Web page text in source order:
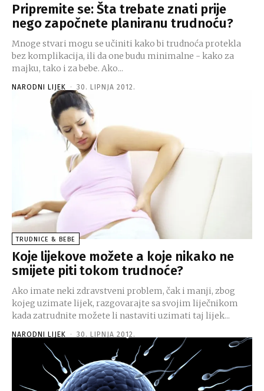
Pripremite se: Šta trebate znati prije
nego započnete planiranu trudnoću?
Mnoge stvari mogu se učiniti kako bi trudnoća protekla
bez komplikacija, ili da one budu minimalne - kako za
majku, tako i za bebe. Ako...
NARODNI LIJEK - 30. LIPNJA 2012.
TRUDNICE & BEBE
Koje lijekove možete a koje nikako ne
smijete piti tokom trudnoće?
Ako imate neki zdravstveni problem, čak i manji, zbog
kojeg uzimate lijek, razgovarajte sa svojim liječnikom
kada zatrudnite možete li nastaviti uzimati taj lijek...
NARODNI LIJEK - 30. LIPNJA 2012.